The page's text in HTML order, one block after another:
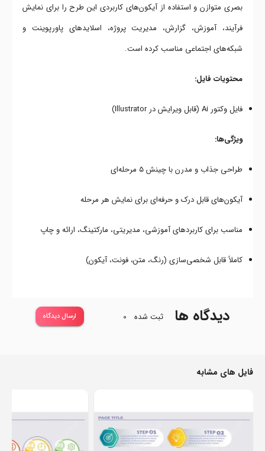
بصری متوازن و استفاده از آیکون‌های کاربردی این طرح را برای نمایش
فرآیند، آموزش، گزارش، مدیریت پروژه، اسلایدهای پاورپوینت و
شبکه‌های اجتماعی مناسب کرده است.
محتویات فایل:
فایل وکتور Ai (قابل ویرایش در Illustrator)
ویژگی‌ها:
طراحی جذاب و مدرن با چینش ۵ مرحله‌ای
آیکون‌های قابل درک و حرفه‌ای برای نمایش هر مرحله
مناسب برای کاربردهای آموزشی، مدیریتی، مارکتینگ، ارائه و چاپ
کاملاً قابل شخصی‌سازی (رنگ، متن، فونت، آیکون)
دیدگاه ها ثبت شده 0 ارسال دیدگاه
فایل های مشابه